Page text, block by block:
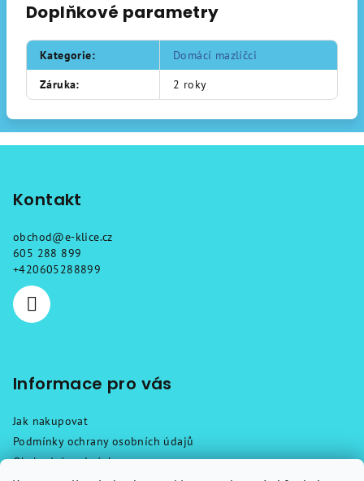
Doplňkové parametry
Kategorie:
Domácí mazlíčci
Záruka: 2 roky
Kontakt
obchod@e-klice.cz
605 288 899
+420605288899
Informace pro vás
Jak nakupovat
Podmínky ochrany osobních údajů
Obchodní podmínky